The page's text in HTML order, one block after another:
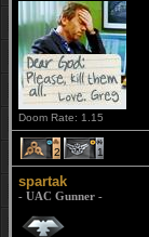
Doom Rate: 1.15
2 1
spartak
- UAC Gunner -